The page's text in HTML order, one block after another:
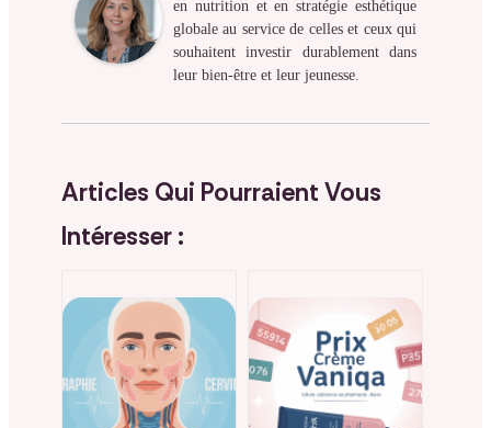
en nutrition et en stratégie esthétique
globale au service de celles et ceux qui
souhaitent investir durablement dans
leur bien-être et leur jeunesse.
Articles Qui Pourraient Vous
Intéresser :